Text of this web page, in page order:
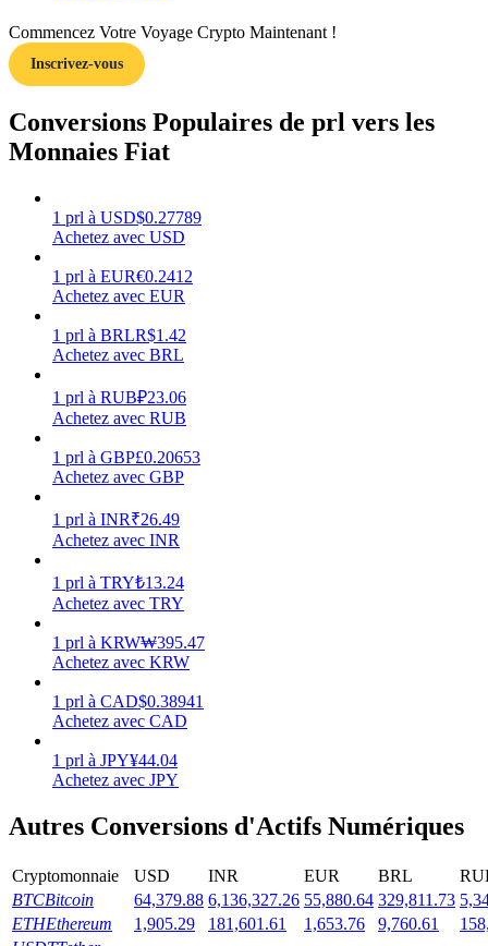
Gagner
Gagnez quotidiennement des récompenses compétitives
Jalonnement
Des rendements élevés et un accès instantané
Launchpool
Staking flexible pour gagner des jetons populaires
Commencez Votre Voyage Crypto Maintenant !
Inscrivez-vous
Conversions Populaires de prl vers les
Monnaies Fiat
1 prl à USD$0.27789
Achetez avec USD
1 prl à EUR€0.2412
Achetez avec EUR
1 prl à BRLR$1.42
Achetez avec BRL
1 prl à RUB₽23.06
Achetez avec RUB
1 prl à GBP£0.20653
Achetez avec GBP
1 prl à INR₹26.49
Achetez avec INR
1 prl à TRY₺13.24
Achetez avec TRY
1 prl à KRW₩395.47
Achetez avec KRW
1 prl à CAD$0.38941
Achetez avec CAD
1 prl à JPY¥44.04
Achetez avec JPY
Autres Conversions d'Actifs Numériques
Cryptomonnaie USD INR EUR BRL
BTCBitcoin 64,379.88 6,136,327.26 55,880.64 329,811.73
ETHEthereum 1,905.29 181,601.61 1,653.76 9,760.61